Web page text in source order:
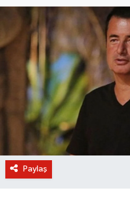
Paylaş
SAĞLIK
BİLİM VE TEKNOLOJİ
OTOMOBİL
KURUMSAL